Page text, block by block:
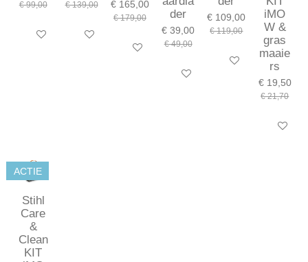
€ 99,00
In winkelwagen
€ 139,00
In winkelwagen
€ 165,00
€ 179,00
In winkelwagen
der
€ 39,00
€ 49,00
In winkelwagen
€ 109,00
€ 119,00
In winkelwagen
iMO
W &
gras
maaie
rs
€ 19,50
€ 21,70
In
ACTIE
Stihl
Care
&
Clean
KIT